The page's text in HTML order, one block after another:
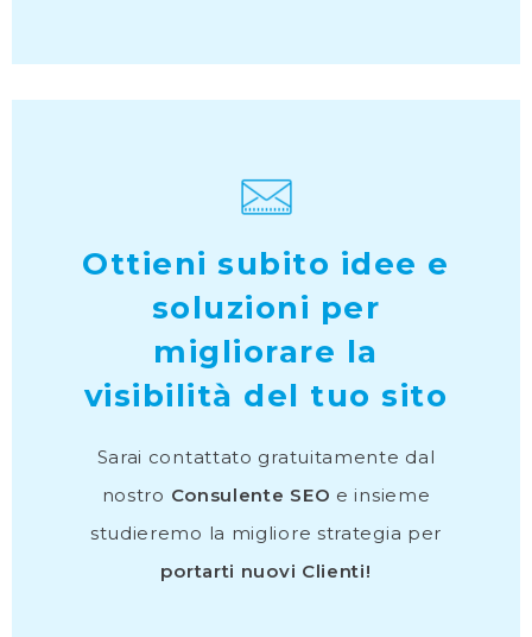
Ottieni subito idee e
soluzioni per
migliorare la
visibilità del tuo sito
Sarai contattato gratuitamente dal
nostro Consulente SEO e insieme
studieremo la migliore strategia per
portarti nuovi Clienti!